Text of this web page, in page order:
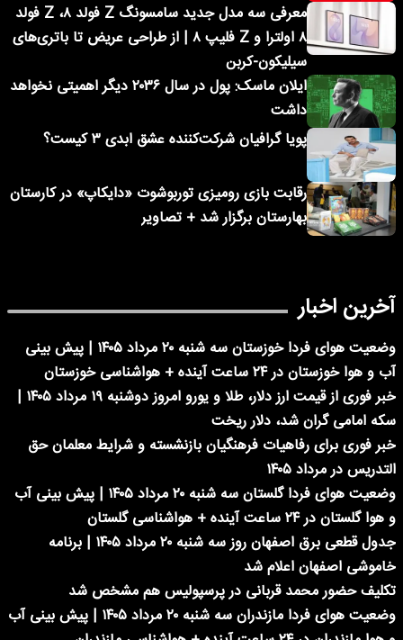
معرفی سه مدل جدید سامسونگ Z فولد ۸، Z فولد
۸ اولترا و Z فلیپ ۸ | از طراحی عریض تا باتری‌های
سیلیکون-کربن
ایلان ماسک: پول در سال ۲۰۳۶ دیگر اهمیتی نخواهد
داشت
پویا گرافیان شرکت‌کننده عشق ابدی ۳ کیست؟
رقابت بازی رومیزی توربوشوت «دایکاپ» در کارستان
بهارستان برگزار شد + تصاویر
آخرین اخبار
وضعیت هوای فردا خوزستان سه شنبه ۲۰ مرداد ۱۴۰۵ | پیش بینی
آب و هوا خوزستان در ۲۴ ساعت آینده + هواشناسی خوزستان
خبر فوری از قیمت ارز دلار، طلا و یورو امروز دوشنبه ۱۹ مرداد ۱۴۰۵ |
سکه امامی گران شد، دلار ریخت
خبر فوری برای رفاهیات فرهنگیان بازنشسته و شرایط معلمان حق
التدریس در مرداد ۱۴۰۵
وضعیت هوای فردا گلستان سه شنبه ۲۰ مرداد ۱۴۰۵ | پیش بینی آب
و هوا گلستان در ۲۴ ساعت آینده + هواشناسی گلستان
جدول قطعی برق اصفهان روز سه شنبه ۲۰ مرداد ۱۴۰۵ | برنامه
خاموشی اصفهان اعلام شد
تکلیف حضور محمد قربانی در پرسپولیس هم مشخص شد
وضعیت هوای فردا مازندران سه شنبه ۲۰ مرداد ۱۴۰۵ | پیش بینی آب